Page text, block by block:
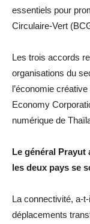
essentiels pour
Circulaire-Vert
Les trois accords
organisations du
l’économie
Economy
numérique de
Le général Prayut
les deux pays se
La connectivité, a-
déplacements